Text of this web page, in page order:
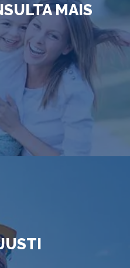
MAIS